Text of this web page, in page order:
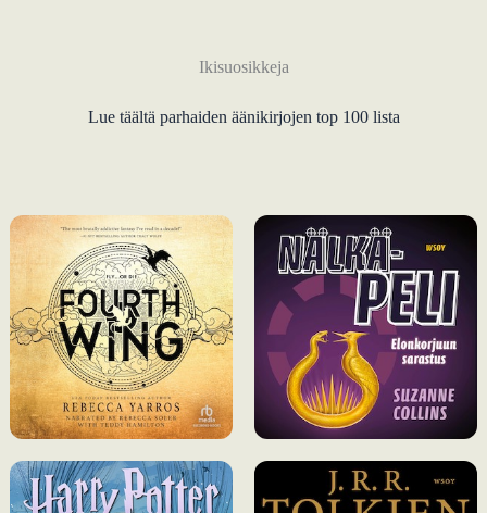
Ikisuosikkeja
Lue täältä parhaiden äänikirjojen top 100 lista